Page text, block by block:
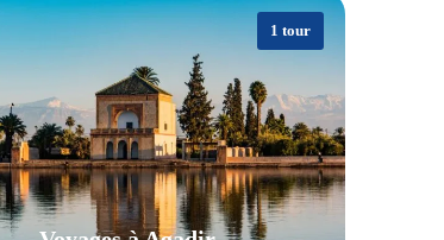
VIEW ALL TOURS
1 tour